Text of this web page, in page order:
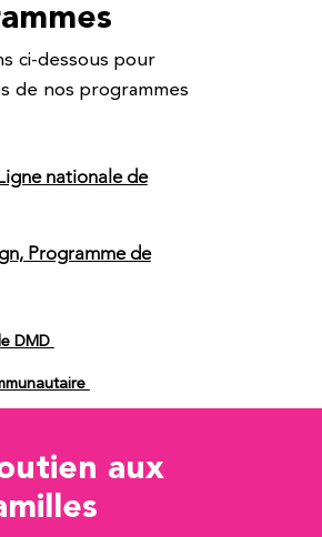
ci-dessous pour
de nos programmes
nationale de
Programme de
DMD
aux